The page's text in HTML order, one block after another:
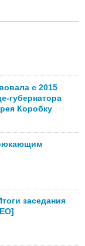
с 2015
губернатора
Коробку
заседания